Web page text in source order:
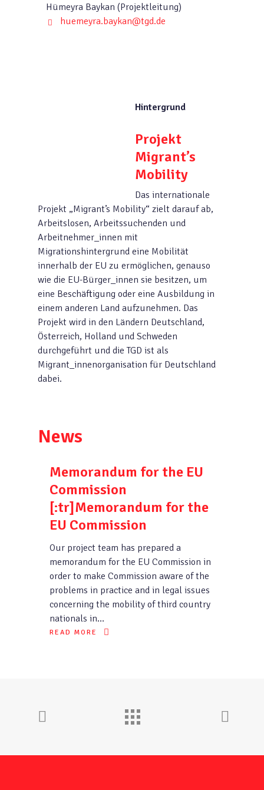
Hümeyra Baykan (Projektleitung)
huemeyra.baykan@tgd.de
Hintergrund
Projekt
Migrant’s
Mobility
Das internationale
Projekt „Migrant’s Mobility“ zielt darauf ab,
Arbeitslosen, Arbeitssuchenden und
Arbeitnehmer_innen mit
Migrationshintergrund eine Mobilität
innerhalb der EU zu ermöglichen, genauso
wie die EU-Bürger_innen sie besitzen, um
eine Beschäftigung oder eine Ausbildung in
einem anderen Land aufzunehmen. Das
Projekt wird in den Ländern Deutschland,
Österreich, Holland und Schweden
durchgeführt und die TGD ist als
Migrant_innenorganisation für Deutschland
dabei.
News
Memorandum for the EU
Commission
[:tr]Memorandum for the
EU Commission
Our project team has prepared a
memorandum for the EU Commission in
order to make Commission aware of the
problems in practice and in legal issues
concerning the mobility of third country
nationals in…
READ MORE